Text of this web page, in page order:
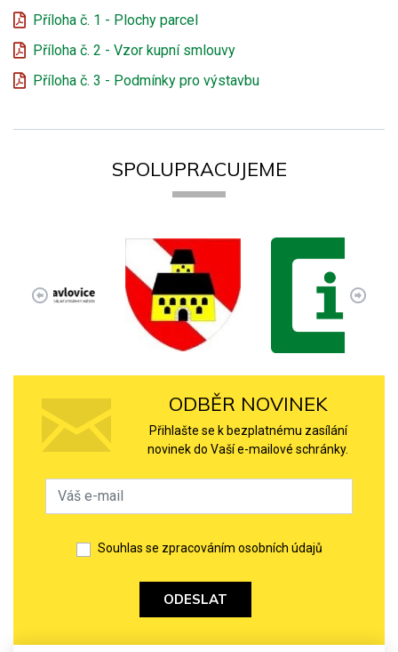
Příloha č. 1 - Plochy parcel
Příloha č. 2 - Vzor kupní smlouvy
Příloha č. 3 - Podmínky pro výstavbu
SPOLUPRACUJEME
ODBĚR NOVINEK
Přihlašte se k bezplatnému zasílání
novinek do Vaší e-mailové schránky.
Souhlas se zpracováním osobních údajů
ODESLAT